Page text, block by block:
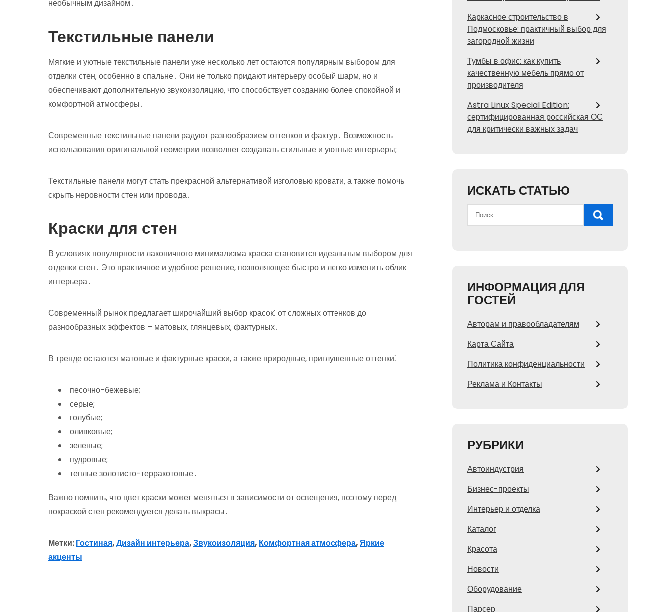
необычным дизайном․
Текстильные панели
Мягкие и уютные текстильные панели уже несколько лет остаются популярным выбором для
отделки стен‚ особенно в спальне․ Они не только придают интерьеру особый шарм‚ но и
обеспечивают дополнительную звукоизоляцию‚ что способствует созданию более спокойной и
комфортной атмосферы․
Современные текстильные панели радуют разнообразием оттенков и фактур․ Возможность
использования оригинальной геометрии позволяет создавать стильные и уютные интерьеры;
Текстильные панели могут стать прекрасной альтернативой изголовью кровати‚ а также помочь
скрыть неровности стен или провода․
Краски для стен
В условиях популярности лаконичного минимализма краска становится идеальным выбором для
отделки стен․ Это практичное и удобное решение‚ позволяющее быстро и легко изменить облик
интерьера․
Современный рынок предлагает широчайший выбор красок⁚ от сложных оттенков до
разнообразных эффектов – матовых‚ глянцевых‚ фактурных․
В тренде остаются матовые и фактурные краски‚ а также природные‚ приглушенные оттенки⁚
песочно-бежевые;
серые;
голубые;
оливковые;
зеленые;
пудровые;
теплые золотисто-терракотовые․
Важно помнить‚ что цвет краски может меняться в зависимости от освещения‚ поэтому перед
покраской стен рекомендуется делать выкрасы․
Метки:Гостиная,Дизайн интерьера,Звукоизоляция, Комфортная атмосфера,Яркие
акценты
Каркасное строительство в
Подмосковье: практичный выбор для
загородной жизни
Тумбы в офис: как купить
качественную мебель прямо от
производителя
Astra Linux Special Edition:
сертифицированная российская ОС
для критически важных задач
ИСКАТЬ СТАТЬЮ
ИНФОРМАЦИЯ ДЛЯ
ГОСТЕЙ
Авторам и правообладателям
Карта Сайта
Политика конфиденциальности
Реклама и Контакты
РУБРИКИ
Автоиндустрия
Бизнес-проекты
Интерьер и отделка
Каталог
Красота
Новости
Оборудование
Парсер